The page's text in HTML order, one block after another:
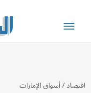
اقتصاد/أسواق الإمارات